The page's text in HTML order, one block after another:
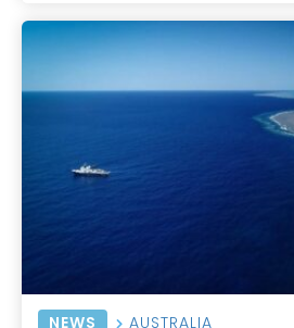
NEWS AUSTRALIA